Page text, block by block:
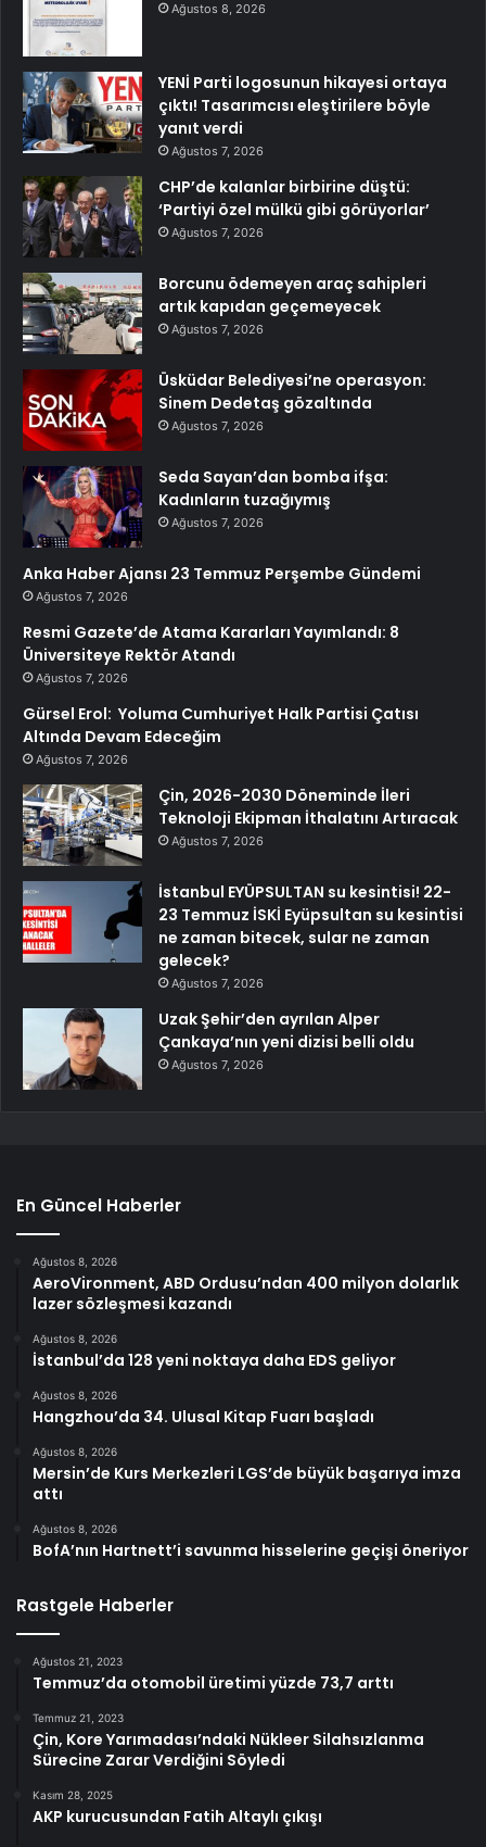
Ağustos 8, 2026
YENİ Parti logosunun hikayesi ortaya
çıktı! Tasarımcısı eleştirilere böyle
yanıt verdi
Ağustos 7, 2026
CHP’de kalanlar birbirine düştü:
‘Partiyi özel mülkü gibi görüyorlar’
Ağustos 7, 2026
Borcunu ödemeyen araç sahipleri
artık kapıdan geçemeyecek
Ağustos 7, 2026
Üsküdar Belediyesi’ne operasyon:
Sinem Dedetaş gözaltında
Ağustos 7, 2026
Seda Sayan’dan bomba ifşa:
Kadınların tuzağıymış
Ağustos 7, 2026
Anka Haber Ajansı 23 Temmuz Perşembe Gündemi
Ağustos 7, 2026
Resmi Gazete’de Atama Kararları Yayımlandı: 8
Üniversiteye Rektör Atandı
Ağustos 7, 2026
Gürsel Erol: Yoluma Cumhuriyet Halk Partisi Çatısı
Altında Devam Edeceğim
Ağustos 7, 2026
Çin, 2026-2030 Döneminde İleri
Teknoloji Ekipman İthalatını Artıracak
Ağustos 7, 2026
İstanbul EYÜPSULTAN su kesintisi! 22-
23 Temmuz İSKİ Eyüpsultan su kesintisi
ne zaman bitecek, sular ne zaman
gelecek?
Ağustos 7, 2026
Uzak Şehir’den ayrılan Alper
Çankaya’nın yeni dizisi belli oldu
Ağustos 7, 2026
En Güncel Haberler
Ağustos 8, 2026
AeroVironment, ABD Ordusu’ndan 400 milyon dolarlık
lazer sözleşmesi kazandı
Ağustos 8, 2026
İstanbul’da 128 yeni noktaya daha EDS geliyor
Ağustos 8, 2026
Hangzhou’da 34. Ulusal Kitap Fuarı başladı
Ağustos 8, 2026
Mersin’de Kurs Merkezleri LGS’de büyük başarıya imza
attı
Ağustos 8, 2026
BofA’nın Hartnett’i savunma hisselerine geçişi öneriyor
Rastgele Haberler
Ağustos 21, 2023
Temmuz’da otomobil üretimi yüzde 73,7 arttı
Temmuz 21, 2023
Çin, Kore Yarımadası’ndaki Nükleer Silahsızlanma
Sürecine Zarar Verdiğini Söyledi
Kasım 28, 2025
AKP kurucusundan Fatih Altaylı çıkışı